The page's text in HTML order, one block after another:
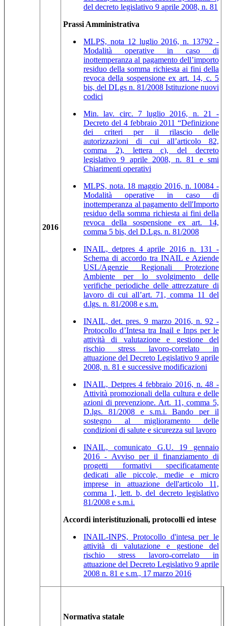
2016
del decreto legislativo 9 aprile 2008, n. 81
Prassi Amministrativa
MLPS, nota 12 luglio 2016, n. 13792 -
Modalità operative in caso di
inottemperanza al pagamento dell’importo
residuo della somma richiesta ai fini della
revoca della sospensione ex art. 14, c. 5
bis, del DLgs n. 81/2008 Istituzione nuovi
codici
Min. lav. circ. 7 luglio 2016, n. 21 -
Decreto del 4 febbraio 2011 “Definizione
dei criteri per il rilascio delle
autorizzazioni di cui all’articolo 82,
comma 2), lettera c), del decreto
legislativo 9 aprile 2008, n. 81 e smi
Chiarimenti operativi
MLPS, nota. 18 maggio 2016, n. 10084 -
Modalità operative in caso di
inottemperanza al pagamento dell'Importo
residuo della somma richiesta ai fini della
revoca della sospensione ex art. 14,
comma 5 bis, del D.Lgs. n. 81/2008
INAIL, detpres 4 aprile 2016 n. 131 -
Schema di accordo tra INAIL e Aziende
USL/Agenzie Regionali Protezione
Ambiente per lo svolgimento delle
verifiche periodiche delle attrezzature di
lavoro di cui all’art. 71, comma 11 del
d.lgs. n. 81/2008 e s.m.
INAIL, det. pres. 9 marzo 2016, n. 92 -
Protocollo d’Intesa tra Inail e Inps per le
attività di valutazione e gestione del
rischio stress lavoro-correlato in
attuazione del Decreto Legislativo 9 aprile
2008, n. 81 e successive modificazioni
INAIL, Detpres 4 febbraio 2016, n. 48 -
Attività promozionali della cultura e delle
azioni di prevenzione. Art. 11, comma 5,
D.lgs. 81/2008 e s.m.i. Bando per il
sostegno al miglioramento delle
condizioni di salute e sicurezza sul lavoro
INAIL, comunicato G.U. 19 gennaio
2016 - Avviso per il finanziamento di
progetti formativi specificatamente
dedicati alle piccole, medie e micro
imprese in attuazione dell'articolo 11,
comma 1, lett. b, del decreto legislativo
81/2008 e s.m.i.
Accordi interistituzionali, protocolli ed intese
INAIL-INPS, Protocollo d'intesa per le
attività di valutazione e gestione del
rischio stress lavoro-correlato in
attuazione del Decreto Legislativo 9 aprile
2008 n. 81 e s.m., 17 marzo 2016
Normativa statale